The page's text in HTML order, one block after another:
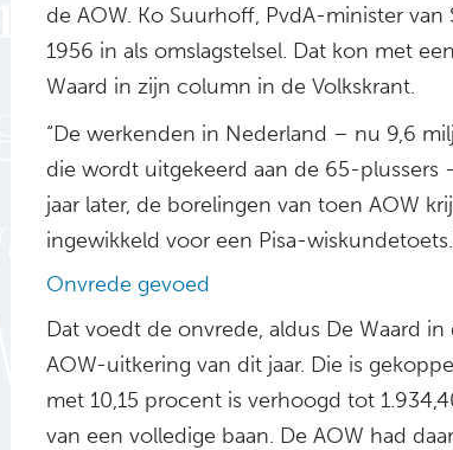
de AOW. Ko Suurhoff, PvdA-minister van
1956 in als omslagstelsel. Dat kon met
Waard in zijn column in de Volkskrant.
“De werkenden in Nederland – nu 9,6
die wordt uitgekeerd aan de 65-plussers
jaar later, de borelingen van toen AOW
ingewikkeld voor een Pisa-
Onvrede gevoed
Dat voedt de onvrede, aldus De Waard in
AOW-uitkering van dit jaar. Die is
met 10,15 procent is verhoogd tot
van een volledige baan. De AOW had